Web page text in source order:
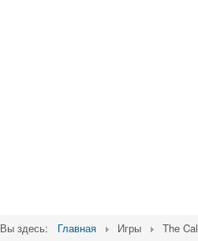
Вы здесь: Главная Игры The